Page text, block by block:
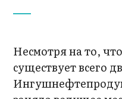
Несмотря на то,
существует всего